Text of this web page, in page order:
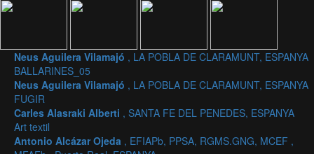
Neus Aguilera Vilamajó , LA POBLA DE CLARAMUNT, ESPANYA
BALLARINES_05
Neus Aguilera Vilamajó , LA POBLA DE CLARAMUNT, ESPANYA
FUGIR
Carles Alasraki Alberti , SANTA FE DEL PENEDES, ESPANYA
Art textil
Antonio Alcázar Ojeda , EFIAPb, PPSA, RGMS.GNG, MCEF ,